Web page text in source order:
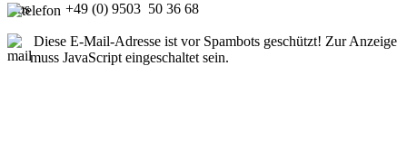
+49 (0) 9503 50 36 68
Diese E-Mail-Adresse ist vor Spambots geschützt! Zur Anzeige
muss JavaScript eingeschaltet sein.